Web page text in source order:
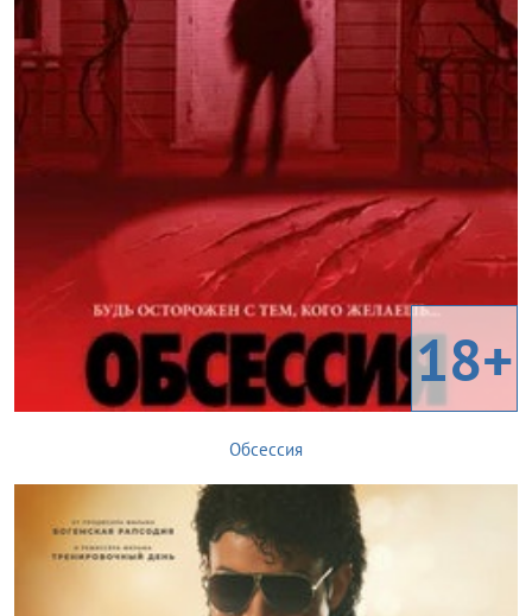
18+
Обсессия